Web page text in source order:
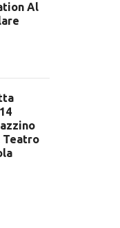
Al
Teatro